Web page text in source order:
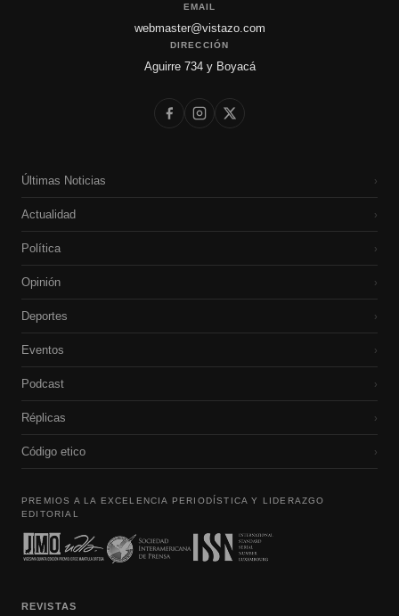
EMAIL
webmaster@vistazo.com
DIRECCIÓN
Aguirre 734 y Boyacá
Últimas Noticias ›
Actualidad ›
Política ›
Opinión ›
Deportes ›
Eventos ›
Podcast ›
Réplicas ›
Código etico ›
PREMIOS A LA EXCELENCIA PERIODÍSTICA Y LIDERAZGO
EDITORIAL
REVISTAS